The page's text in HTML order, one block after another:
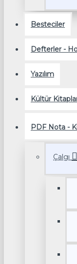
Besteciler
Defterler -
Yazılım
Kültür
PDF Nota -
Çalgı